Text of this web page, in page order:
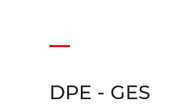
DPE - GES